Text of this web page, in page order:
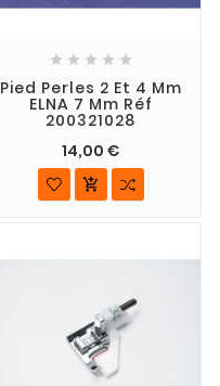
    
Pied Perles 2 Et 4 Mm
ELNA 7 Mm Réf
200321028
14,00 €
